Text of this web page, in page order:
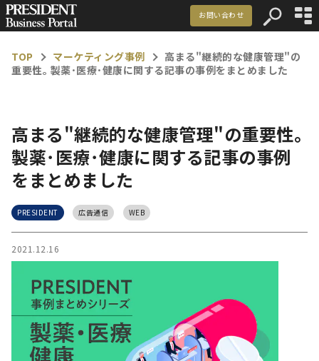
お問い合わせ
資料ダウンロード
マーケティング事例
お知らせ
TOP マーケティング事例
高まる"継続的な健康管理"の
重要性｡ 製薬･医療･健康に関する記事の事例をまとめました
高まる"継続的な健康管理"の重要性｡
製薬･医療･健康に関する記事の事例
をまとめました
PRESIDENT 広告通信 WEB
2021.12.16